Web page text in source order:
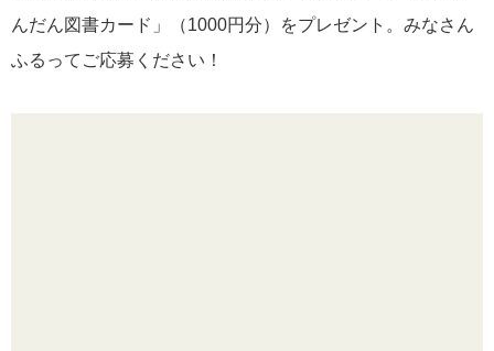
んだん図書カード」（1000円分）をプレゼント。みなさん
ふるってご応募ください！